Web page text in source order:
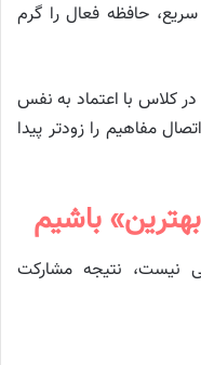
سریع، حافظه فعال را گرم
کلاس با اعتماد به نفس
مفاهیم را زودتر پیدا
باشیم
نیست، نتیجه مشارکت